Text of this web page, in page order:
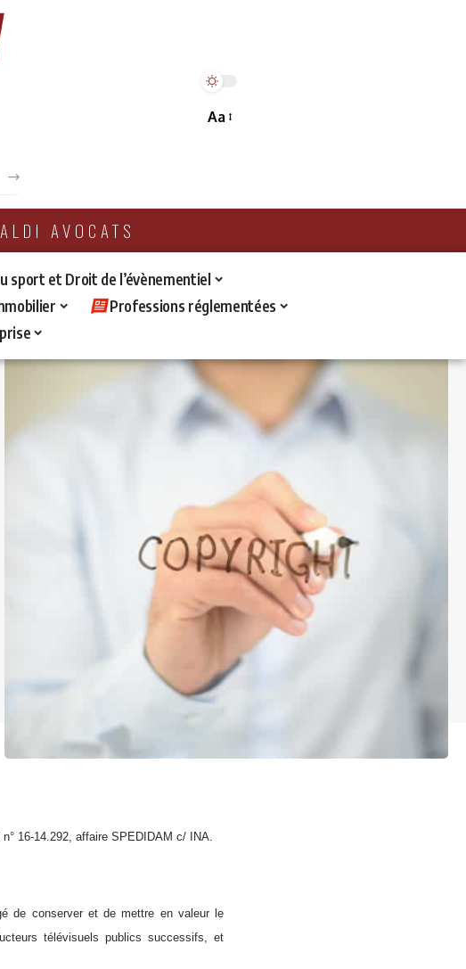
Aa
AVOCATS
sport et Droit de l’évènementiel
Professions réglementées
16-14.292, affaire SPEDIDAM c/ INA.
de conserver et de mettre en valeur le
télévisuels publics successifs, et